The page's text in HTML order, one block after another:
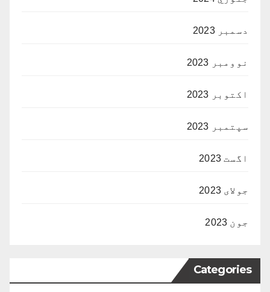
دسمبر 2023
نوومبر 2023
اکتوبر 2023
سپتمبر 2023
اگست 2023
جولای 2023
جون 2023
Categories